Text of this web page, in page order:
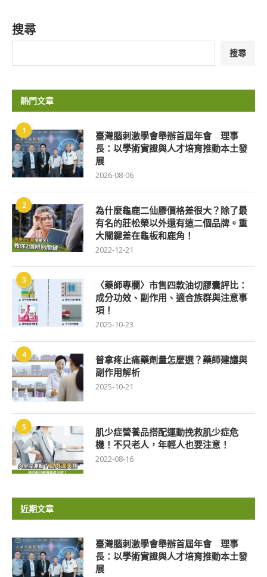
搜尋
搜尋
熱門文章
1
臺灣腦刺激學會舉辦首屆年會 理事
長：以學術實證與人才培育推動本土發
展
2026-08-06
2
為什麼龜鹿二仙膠價格差很大？除了最
有名的莊松榮以外還有這二個品牌。重
大關鍵差在龜板和鹿角！
2022-12-21
3
〈藥師專欄〉市售四款油切膠囊評比：
成分功效、副作用、適合族群與注意事
項！
2025-10-23
4
普拿疼止痛藥劑量怎麼選？藥師建議與
副作用解析
2025-10-21
5
肌少症營養品搭配運動挽救肌少症危
機！不只老人，年輕人也要注意！
2022-08-16
近期文章
臺灣腦刺激學會舉辦首屆年會 理事
長：以學術實證與人才培育推動本土發
展